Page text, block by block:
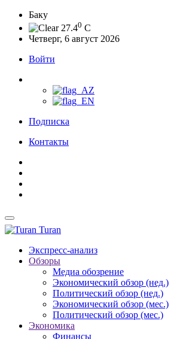
Баку
27.40 C
Четверг, 6 август 2026
Войти
Подписка
Контакты
Turan
Экспресс-анализ
Обзоры
Медиа обозрение
Экономический обзор (нед.)
Политический обзор (нед.)
Экономический обзор (мес.)
Политический обзор (мес.)
Экономика
Финансы